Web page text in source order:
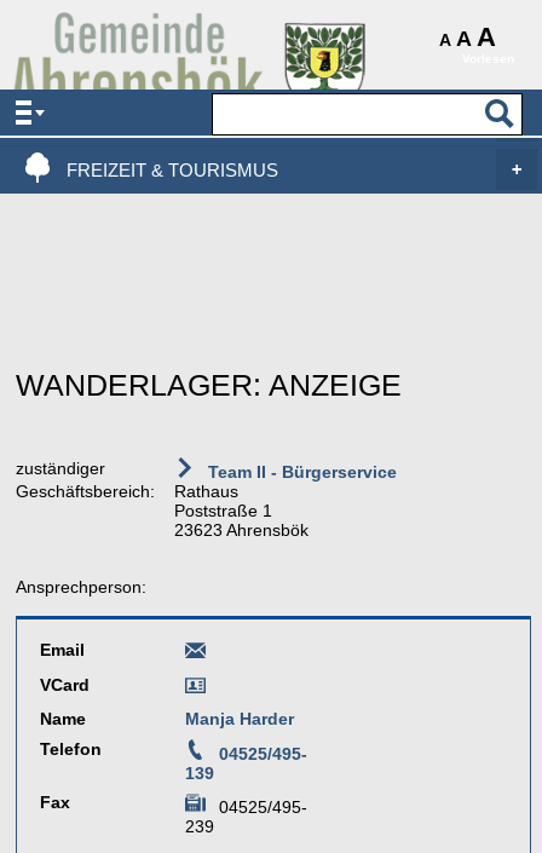
A A A
AKTUELLES & SERVICE
VERWALTUNG & POLITIK
FREIZEIT & TOURISMUS
WANDERLAGER: ANZEIGE
zuständiger
Geschäftsbereich:
Team II - Bürgerservice
Rathaus
Poststraße 1
23623 Ahrensbök
Ansprechperson:
Email
VCard
Name
Manja Harder
Telefon
04525/495-
139
Fax
04525/495-
239